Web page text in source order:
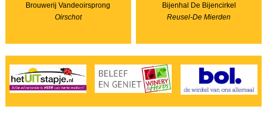
Brouwerij Vandeoirsprong
Oirschot
Bijenhal De Bijencirkel
Reusel-De Mierden